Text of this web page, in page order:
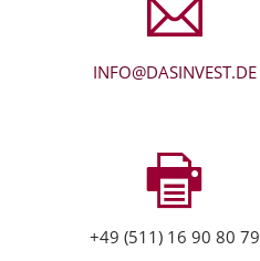
INFO@DASINVEST.DE
+49 (511) 16 90 80 79